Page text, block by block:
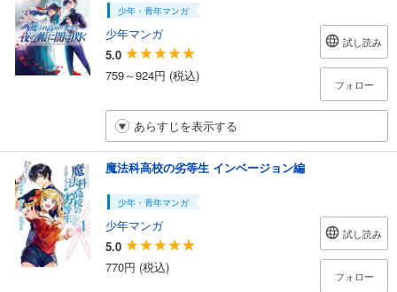
少年・青年マンガ
少年マンガ
5.0
759～924円 (税込)
試し読み
フォロー
あらすじを表示する
魔法科高校の劣等生 インベージョン編
少年・青年マンガ
少年マンガ
5.0
770円 (税込)
試し読み
フォロー